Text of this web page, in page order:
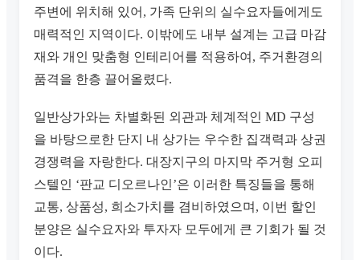
주변에 위치해 있어, 가족 단위의 실수요자들에게도
매력적인 지역이다. 이밖에도 내부 설계는 고급 마감
재와 개인 맞춤형 인테리어를 적용하여, 주거환경의
품격을 한층 끌어올렸다.
일반상가와는 차별화된 외관과 체계적인 MD 구성
을 바탕으로한 단지 내 상가는 우수한 집객력과 상권
경쟁력을 자랑한다. 대장지구의 마지막 주거형 오피
스텔인 ‘판교 디오르나인’은 이러한 특징들을 통해
교통, 상품성, 희소가치를 겸비하였으며, 이번 할인
분양은 실수요자와 투자자 모두에게 큰 기회가 될 것
이다.